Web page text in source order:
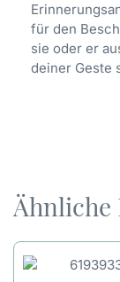
für den
sie oder er
deiner Geste
Ähnliche